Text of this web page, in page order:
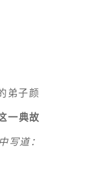
弟子颜
一典故
写道：